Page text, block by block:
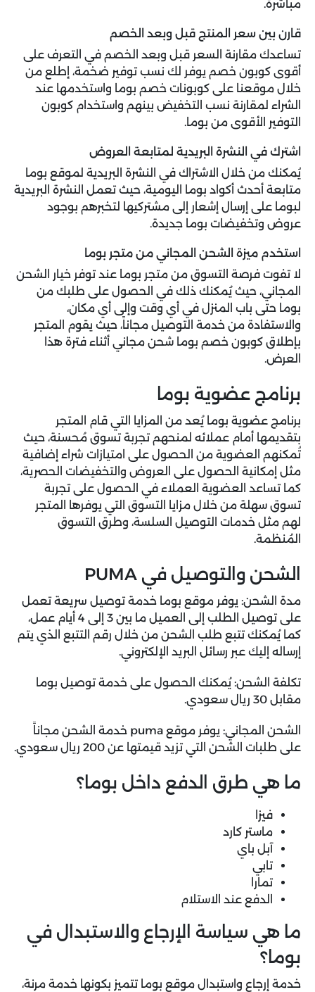
مباشرة.
قارن بين سعر المنتج قبل وبعد الخصم
تساعدك مقارنة السعر قبل وبعد الخصم في التعرف على
أقوى كوبون خصم يوفر لك نسب توفير ضخمة، إطلع من
خلال موقعنا على كوبونات خصم بوما واستخدمها عند
الشراء لمقارنة نسب التخفيض بينهم واستخدام كوبون
التوفير الأقوى من بوما.
اشترك في النشرة البريدية لمتابعة العروض
يُمكنك من خلال الاشتراك في النشرة البريدية لموقع بوما
متابعة أحدث أكواد بوما اليومية، حيث تعمل النشرة البريدية
لبوما على إرسال إشعار إلى مشتركيها لتخبرهم بوجود
عروض وتخفيضات بوما جديدة.
استخدم ميزة الشحن المجاني من متجر بوما
لا تفوت فرصة التسوق من متجر بوما عند توفر خيار الشحن
المجاني، حيث يُمكنك ذلك في الحصول على طلبك من
بوما حتى باب المنزل في أي وقت وإلى أي مكان،
والاستفادة من خدمة التوصيل مجاناً، حيث يقوم المتجر
بإطلاق كوبون خصم بوما شحن مجاني أثناء فترة هذا
العرض.
برنامج عضوية بوما
برنامج عضوية بوما يُعد من المزايا التي قام المتجر
بتقديمها أمام عملائه لمنحهم تجربة تسوق مُحسنة، حيث
تُمكنهم العضوية من الحصول على امتيازات شراء إضافية
مثل إمكانية الحصول على العروض والتخفيضات الحصرية،
كما تساعد العضوية العملاء في الحصول على تجربة
تسوق سهلة من خلال مزايا التسوق التي يوفرها المتجر
لهم مثل خدمات التوصيل السلسة، وطرق التسوق
المُنظمة.
الشحن والتوصيل في PUMA
مدة الشحن: يوفر موقع بوما خدمة توصيل سريعة تعمل
على توصيل الطلب إلى العميل ما بين 3 إلى 4 أيام عمل،
كما يُمكنك تتبع طلب الشحن من خلال رقم التتبع الذي يتم
إرساله إليك عبر رسائل البريد الإلكتروني.
تكلفة الشحن: يُمكنك الحصول على خدمة توصيل بوما
مقابل 30 ريال سعودي.
الشحن المجاني: يوفر موقع puma خدمة الشحن مجاناً
على طلبات الشحن التي تزيد قيمتها عن 200 ريال سعودي.
ما هي طرق الدفع داخل بوما؟
فيزا
ماستر كارد
آبل باي
تابي
تمارا
الدفع عند الاستلام
ما هي سياسة الإرجاع والاستبدال في
بوما؟
خدمة إرجاع واستبدال موقع بوما تتميز بكونها خدمة مرنة،